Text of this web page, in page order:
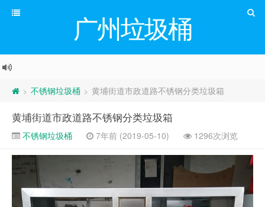
广州垃圾桶
> 不锈钢垃圾桶 > 黄埔街道市政道路不锈钢分类垃圾箱
黄埔街道市政道路不锈钢分类垃圾箱
不锈钢垃圾桶 7年前 (2019-05-10) 1296次浏览